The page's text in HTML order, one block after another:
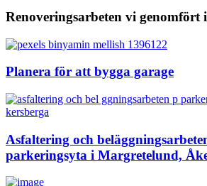
Renoveringsarbeten vi genomfört
Planera för att bygga garage
Asfaltering och
parkeringsyta i Margretelund,